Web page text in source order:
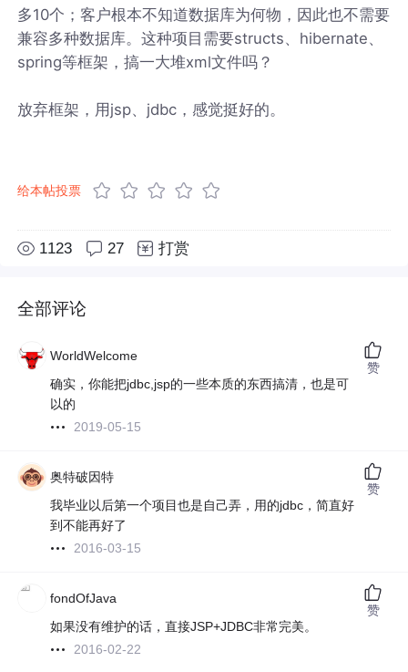
多10个；客户根本不知道数据库为何物，因此也不需要
兼容多种数据库。这种项目需要structs、hibernate、
spring等框架，搞一大堆xml文件吗？
放弃框架，用jsp、jdbc，感觉挺好的。
给本帖投票
1123 27 打赏
全部评论
WorldWelcome
确实，你能把jdbc,jsp的一些本质的东西搞清，也是可
以的
2019-05-15
赞
奥特破因特
我毕业以后第一个项目也是自己弄，用的jdbc，简直好
到不能再好了
2016-03-15
赞
fondOfJava
如果没有维护的话，直接JSP+JDBC非常完美。
2016-02-22
赞